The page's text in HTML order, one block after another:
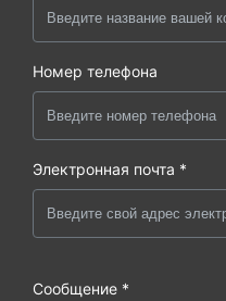
Номер телефона
Электронная почта *
Сообщение *